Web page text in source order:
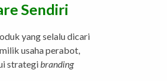
Sendiri
yang selalu dicari
usaha perabot,
strategibranding